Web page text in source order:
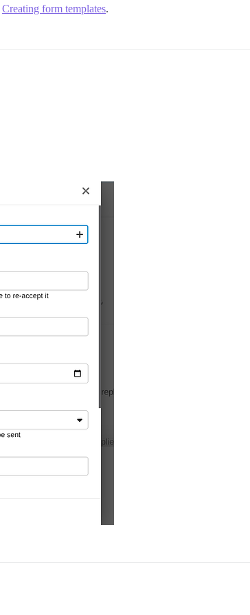
Creating form templates.